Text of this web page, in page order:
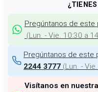
Pregúntanos de
(Lun. - Vie. 10:30 a
Pregúntanos de este
2244 3777 (Lun. -
Visítanos en